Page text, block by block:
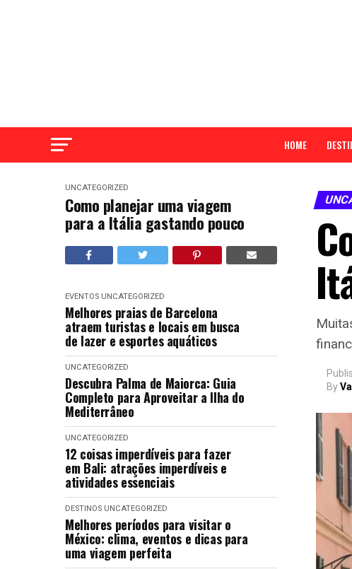
HOME
UNCATEGORIZED
Como planejar uma viagem
para a Itália gastando pouco
EVENTOS UNCATEGORIZED
Melhores praias de Barcelona
atraem turistas e locais em busca
de lazer e esportes aquáticos
UNCATEGORIZED
Descubra Palma de Maiorca: Guia
Completo para Aproveitar a Ilha do
Mediterrâneo
UNCATEGORIZED
12 coisas imperdíveis para fazer
em Bali: atrações imperdíveis e
atividades essenciais
DESTINOS UNCATEGORIZED
Melhores períodos para visitar o
México: clima, eventos e dicas para
uma viagem perfeita
By